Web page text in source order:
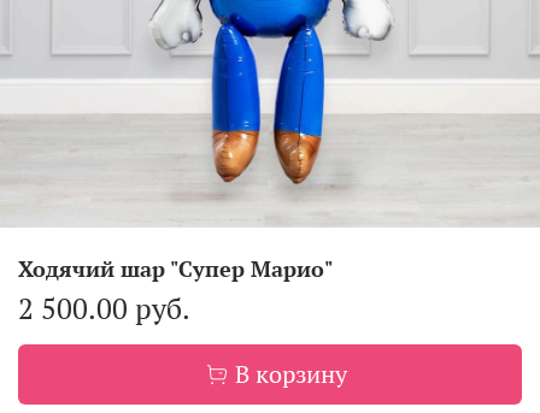
Ходячий шар "Супер Марио"
2 500.00 руб.
В корзину